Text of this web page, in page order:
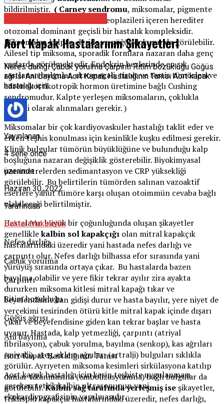
bildirilmiştir. ( Carney sendromu, miksomalar, pigmente
cilt lezyonları ve endokrin neoplazileri içeren herediter
otozomal dominant geçisli bir hastalık kompleksidir.
Miksomalar, kalpte, deride ve göğüs dokusunda görülebilir.
Ailesel tip miksoma, sporadik formlara nazaran daha genç
yaşlarda görülmektedir. Endokrin bezlerinde en sık
rastlanan bulgular, akromegali, tiroit ve testis tümörleri ve
adrenokortikotropik hormon üretimine bağlı Cushing
sendromudur. Kalpte yerleşen miksomaların, çoklukla
cerrahi olarak alınmaları gerekir. )
Miksomalar bir çok kardiyovaskuler hastalığı taklit eder ve
erken teşhis konulması için kesinlikle kuşku edilmesi gerekir.
Klinik bulgular tümörün büyüklüğüne ve bulunduğu kalp
boşluğuna nazaran değişiklik gösterebilir. Biyokimyasal
parametrelerden sedimantasyon ve CRP yüksekliği
görülebilir. Bu belirtilerin tümörden salınan vazoaktif
eserlere yahut tümöre karşı oluşan otoimmün cevaba bağlı
olabileceği belirtilmiştir.
Hastaların büyük bir çoğunluğunda oluşan şikayetler
genelliklekalbin sol kapakçığı olan mitral kapakçık
hastalarındaki üzeredir yani hastada nefes darlığı ve
çarpıntı olur. Nefes darlığı bilhassa efor sırasında yani
yürüyüş sırasında ortaya çıkar. Bu hastalarda bazen
bayılma olabilir ve yere fikir tekrar ayılır zira ayakta
dururken miksoma kitlesi mitral kapağı tıkar ve
beyefendisine kan gidişi durur ve hasta bayılır, yere niyet de
yerçekimi tesirinden ötürü kitle mitral kapak içinde dışarı
çıkar ve beyefendisine giden kan tekrar başlar ve hasta
uyanır. Hastada, kalp yetmezliği, çarpıntı (atriyal
fibrilasyon), çabuk yorulma, bayılma (senkop), kas ağrıları
(miyalji), ateş, eklem ağrıları (artralji) bulguları sıklıkla
görülür. Ayrıyeten miksoma kesimleri sirkülasyona katılıp
damar tıkanmasına (embolizasyonuna) bağlı bulgular da
görülebilir.Kalbin sağ tarafında yerleşmiş iseşikayetler,
triküspid kapakçık hastalarındaki üzeredir, nefes darlığı,
Aort Kapak Hastalarının Şikayetleri
Nefes darlığı Çabuk yorulma Çarpıntı Ritim bozukluğu Göğüs
ağrısı Ani bayılma Aort Kapak Hastalığının Tanısı Aort kapak
hastalığı için …
Yayınlanan
4 sene önce
üzerinde
Haziran 30, 2022
Tarafından
Doktor Makaleleri
Nefes darlığı
Çabuk yorulma
Çarpıntı
Ritim bozukluğu
Göğüs ağrısı
Ani bayılma
Aort Kapak Hastalığının Tanısı
Aort kapak hastalığı için kesin teşhiste uygulanması
gereken tetkik kalbin ultrasonunun yani
ekokardiyografisinin yapılmasıdır.